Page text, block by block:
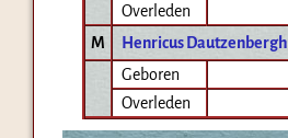
Overleden
M
Henricus Dautzenbergh
Geboren
Overleden